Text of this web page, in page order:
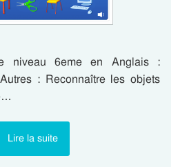
niveau 6eme en Anglais :
: Reconnaître les objets
Lire la suite